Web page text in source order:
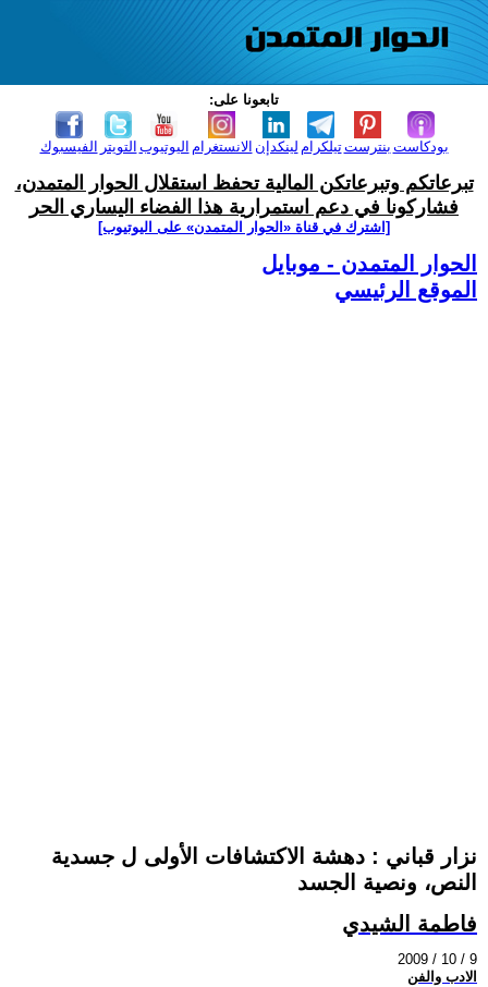
تابعونا على:
الفيسبوك التويتر اليوتيوب الانستغرام لينكدإن تيلكرامبنترست بودكاست
تبرعاتكم وتبرعاتكن المالية تحفظ استقلال الحوار المتمدن،
فشاركونا في دعم استمرارية هذا الفضاء اليساري الحر
[اشترك في قناة ‫«الحوار المتمدن» على اليوتيوب]
الحوار المتمدن - موبايل
الموقع الرئيسي
نزار قباني : دهشة الاكتشافات الأولى ل جسدية
النص، ونصية الجسد
فاطمة الشيدي
2009 / 10 / 9
الادب والفن